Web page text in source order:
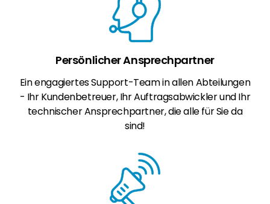
Persönlicher Ansprechpartner
Ein engagiertes Support-Team in allen Abteilungen
- Ihr Kundenbetreuer, Ihr Auftragsabwickler und Ihr
technischer Ansprechpartner, die alle für Sie da
sind!